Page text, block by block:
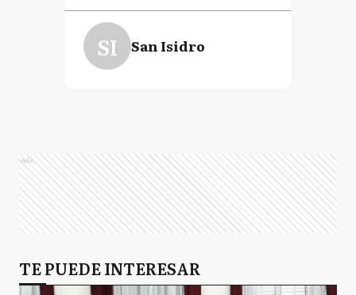
SI San Isidro
Ads
TE PUEDE INTERESAR